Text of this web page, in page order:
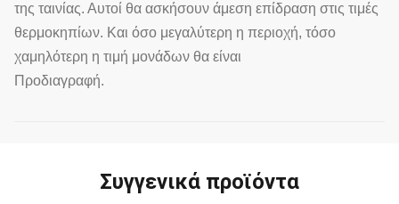
της ταινίας. Αυτοί θα ασκήσουν άμεση επίδραση στις τιμές
θερμοκηπίων. Και όσο μεγαλύτερη η περιοχή, τόσο
χαμηλότερη η τιμή μονάδων θα είναι
Προδιαγραφή.
Συγγενικά προϊόντα